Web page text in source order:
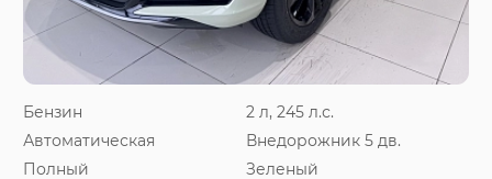
Бензин
2 л, 245 л.с.
Автоматическая
Внедорожник 5 дв.
Полный
Зеленый